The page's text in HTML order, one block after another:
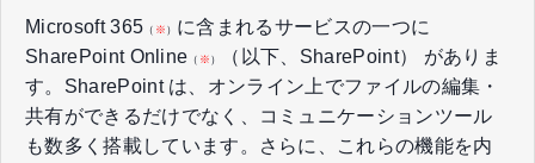
Microsoft 365 （ ※ ） に含まれるサービスの一つに
SharePoint Online （ ※ ）
（以下、SharePoint） がありま
す。SharePoint は、オンライン上でファイルの編集・
共有ができるだけでなく、コミュニケーションツール
も数多く搭載しています。さらに、これらの機能を内